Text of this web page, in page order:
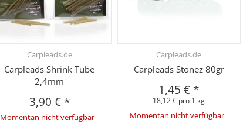
Carpleads.de
Carpleads Shrink Tube
2,4mm
3,90 € *
Momentan nicht verfügbar
Carpleads.de
Carpleads Stonez 80gr
1,45 € *
18,12 € pro 1 kg
Momentan nicht verfügbar